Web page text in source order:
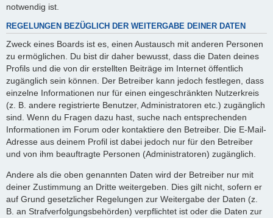
notwendig ist.
REGELUNGEN BEZÜGLICH DER WEITERGABE DEINER DATEN
Zweck eines Boards ist es, einen Austausch mit anderen Personen
zu ermöglichen. Du bist dir daher bewusst, dass die Daten deines
Profils und die von dir erstellten Beiträge im Internet öffentlich
zugänglich sein können. Der Betreiber kann jedoch festlegen, dass
einzelne Informationen nur für einen eingeschränkten Nutzerkreis
(z. B. andere registrierte Benutzer, Administratoren etc.) zugänglich
sind. Wenn du Fragen dazu hast, suche nach entsprechenden
Informationen im Forum oder kontaktiere den Betreiber. Die E-Mail-
Adresse aus deinem Profil ist dabei jedoch nur für den Betreiber
und von ihm beauftragte Personen (Administratoren) zugänglich.
Andere als die oben genannten Daten wird der Betreiber nur mit
deiner Zustimmung an Dritte weitergeben. Dies gilt nicht, sofern er
auf Grund gesetzlicher Regelungen zur Weitergabe der Daten (z.
B. an Strafverfolgungsbehörden) verpflichtet ist oder die Daten zur